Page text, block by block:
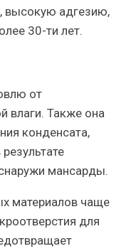
высокую адгезию,
30-ти лет.
от
влаги. Также она
конденсата,
мансарды.
материалов чаще
для